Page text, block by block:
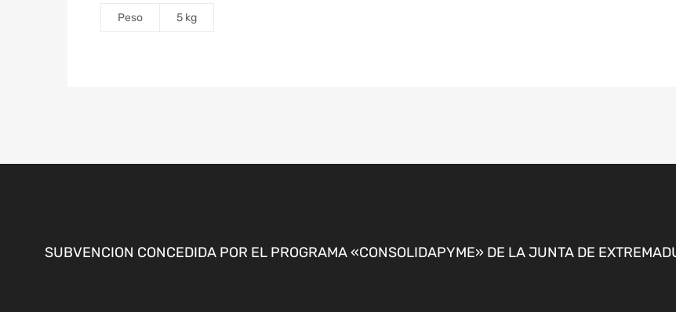
Peso 5 kg
SUBVENCION CONCEDIDA POR EL PROGRAMA «CONSOLIDAPYME» DE LA JUNTA DE